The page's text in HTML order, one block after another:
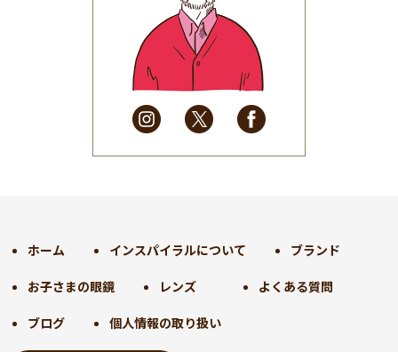
2025年6月(48)
2025年5月
(41)
2025年4月
(32)
2025年3月(31)
2025年2月
(28)
2025年1月
(34)
2024年9月(30)
2024年7月(31)
2024年6月(30)
2024年5月
ホーム インスパイラルについて ブランド
お子さまの眼鏡 レンズ よくある質問
ブログ 個人情報の取り扱い